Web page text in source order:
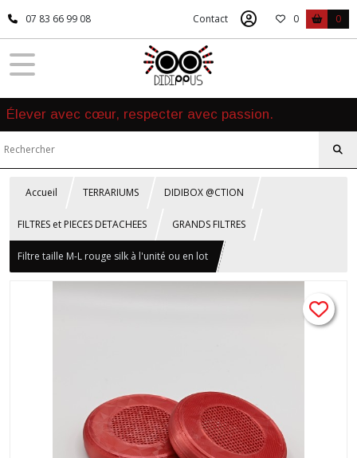
07 83 66 99 08 Contact 0 0
Élever avec cœur, respecter avec passion.
Accueil TERRARIUMS DIDIBOX @CTION
FILTRES et PIECES DETACHEES GRANDS FILTRES
Filtre taille M-L rouge silk à l'unité ou en lot